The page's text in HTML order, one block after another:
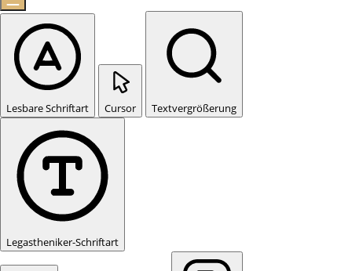
Lesbare Schriftart Cursor Textvergrößerung
Legastheniker-Schriftart